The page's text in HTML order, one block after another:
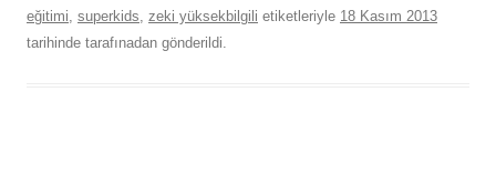
eğitimi, superkids, zeki yüksekbilgili etiketleriyle 18 Kasım 2013
tarihinde tarafınadan gönderildi.